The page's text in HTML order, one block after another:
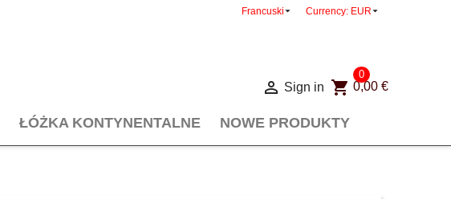
Francuski Currency: EUR
shopping_cart
0
0,00 €
 Sign in
ŁÓŻKA KONTYNENTALNE NOWE PRODUKTY